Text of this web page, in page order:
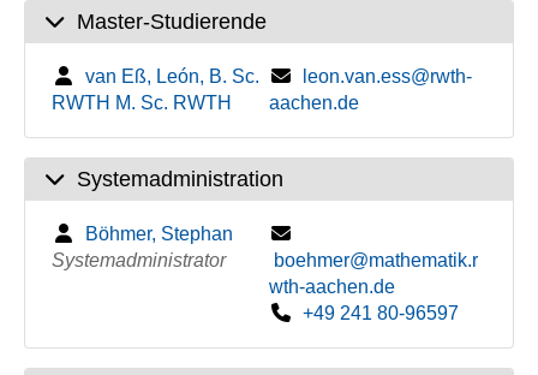
Master-Studierende
van Eß, León, B. Sc.
RWTH M. Sc. RWTH
leon.van.ess@rwth-
aachen.de
Systemadministration
Böhmer, Stephan
Systemadministrator
boehmer@mathematik.r
wth-aachen.de
+49 241 80-96597